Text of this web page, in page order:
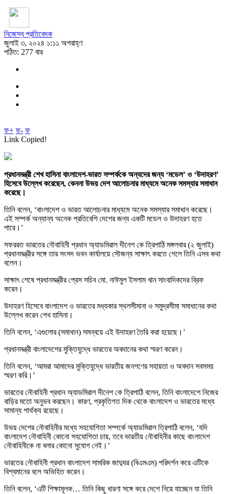
নিজেস্ব প্রতিবেদক
জুলাই ৩, ২০২৪ ১:১১ অপরাহ্ণ
পঠিত: 277 বার
ফ+ ফ- ফ
Link Copied!
প্রধানমন্ত্রী শেখ হাসিনা বাংলাদেশ-ভারত সম্পর্ককে অন্যদের জন্য ‘মডেল’ ও ‘উদাহরণ’
হিসেবে উল্লেখ করেছেন, কেননা উভয় দেশ আলোচনার মাধ্যমে অনেক সমস্যার সমাধান
করেছে।
তিনি বলেন, ‘বাংলাদেশ ও ভারত আলোচনার মাধ্যমে অনেক সমস্যার সমাধান করেছে।
এই সম্পর্ক অন্যান্য অনেক প্রতিবেশি দেশের জন্য একটি মডেল ও উদাহরণ হতে
পারে।’
সফররত ভারতের নৌবাহিনী প্রধান অ্যাডমিরাল দীনেশ কে ত্রিপাঠি মঙ্গলবার (২ জুলাই)
প্রধানমন্ত্রীর সঙ্গে তার সংসদ ভবন কার্যালয়ে সৌজন্য সাক্ষাৎ করতে গেলে তিনি এসব কথা
বলেন।
সাক্ষাৎ শেষে প্রধানমন্ত্রীর প্রেস সচিব মো. নাঈমুল ইসলাম খান সাংবাদিকদের ব্রিফ
করেন।
উদাহরণ হিসেবে বাংলাদেশ ও ভারতের মধ্যকার স্থলসীমানা ও সমুদ্রসীমা সমাধানের কথা
উল্লেখ করেন শেখ হাসিনা।
তিনি বলেন, ‘এগুলোর (সমাধান) সমন্বয়ে এই উদাহরণ তৈরি করা হয়েছে।’
প্রধানমন্ত্রী বাংলাদেশের মুক্তিযুদ্ধে ভারতের অবদানের কথা স্মরণ করেন।
তিনি বলেন, ‘আমরা আমাদের মুক্তিযুদ্ধে ভারতীয় জনগণের সহায়তা ও অবদান সবসময়
স্মরণ করি।’
ভারতের নৌবাহিনী প্রধান অ্যাডমিরাল দীনেশ কে ত্রিপাঠি বলেন, তিনি বাংলাদেশে নিজের
বাড়ির মতো অনুভব করছেন। কারণ, প্রকৃতিগত দিক থেকে বাংলাদেশ ও ভারতের মধ্যে
সামান্য পার্থক্য রয়েছে।
উভয় দেশের নৌবাহিনীর মধ্যে সহযোগিতা সম্পর্কে অ্যাডমিরাল ত্রিপাঠি বলেন, ‘যদি
বাংলাদেশ নৌবাহিনী কোনো সহযোগিতা চায়, তবে ভারতীয় নৌবাহিনীর কাছে বাংলাদেশ
নৌবাহিনীকে না বলার কোনো সুযোগ নেই।’
ভারতের নৌবাহিনী প্রধান বাংলাদেশ সামরিক জাদুঘর (বিএমএম) পরিদর্শন করে এটিকে
বিশ্বমানের বলে অভিহিত করেন।
তিনি বলেন, ‘এটি শিক্ষামূলক… তিনি কিছু ধারণা সঙ্গে করে দেশে নিয়ে যাচ্ছেন যা তিনি